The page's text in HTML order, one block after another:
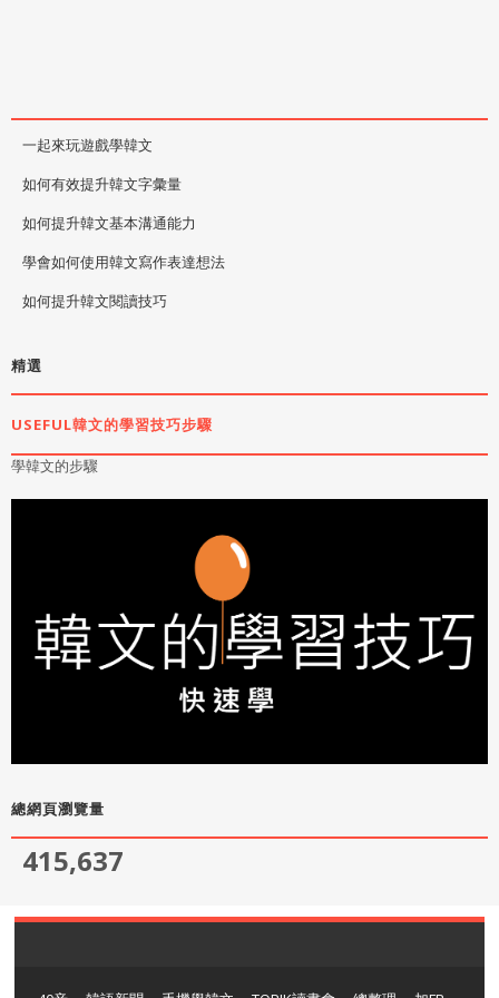
一起來玩遊戲學韓文
如何有效提升韓文字彙量
如何提升韓文基本溝通能力
學會如何使用韓文寫作表達想法
如何提升韓文閱讀技巧
精選
USEFUL韓文的學習技巧步驟
學韓文的步驟
總網頁瀏覽量
415,637